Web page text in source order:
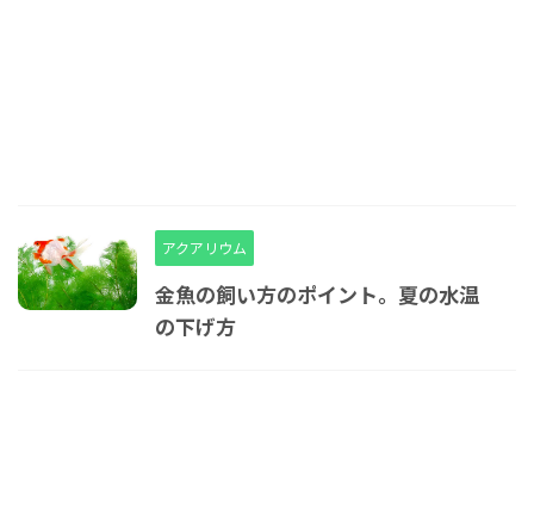
アクアリウム
金魚の飼い方のポイント。夏の水温
の下げ方